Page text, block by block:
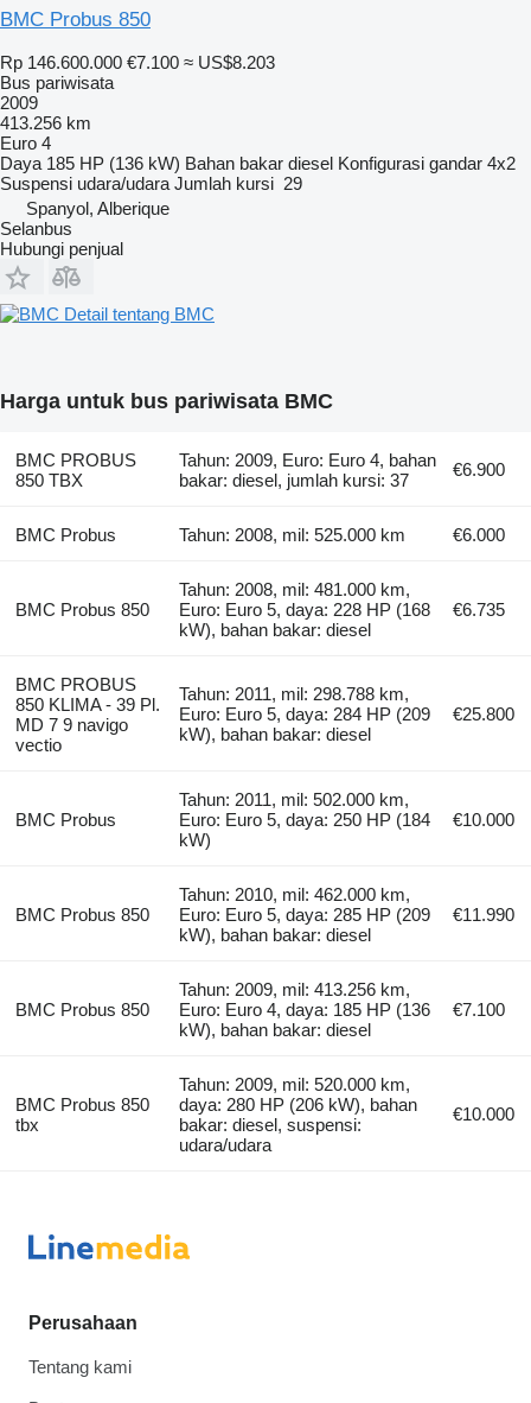
BMC Probus 850
Rp 146.600.000 €7.100 ≈ US$8.203
Bus pariwisata
2009
413.256 km
Euro 4
Daya 185 HP (136 kW) Bahan bakar diesel Konfigurasi gandar 4x2
Suspensi udara/udara Jumlah kursi 29
Spanyol, Alberique
Selanbus
Hubungi penjual
Detail tentang BMC
Harga untuk bus pariwisata BMC
BMC PROBUS
850 TBX
Tahun: 2009, Euro: Euro 4, bahan
bakar: diesel, jumlah kursi: 37
€6.900
BMC Probus Tahun: 2008, mil: 525.000 km €6.000
BMC Probus 850
Tahun: 2008, mil: 481.000 km,
Euro: Euro 5, daya: 228 HP (168
kW), bahan bakar: diesel
€6.735
BMC PROBUS
850 KLIMA - 39 Pl.
MD 7 9 navigo
vectio
Tahun: 2011, mil: 298.788 km,
Euro: Euro 5, daya: 284 HP (209
kW), bahan bakar: diesel
€25.800
BMC Probus
Tahun: 2011, mil: 502.000 km,
Euro: Euro 5, daya: 250 HP (184
kW)
€10.000
BMC Probus 850
Tahun: 2010, mil: 462.000 km,
Euro: Euro 5, daya: 285 HP (209
kW), bahan bakar: diesel
€11.990
BMC Probus 850
Tahun: 2009, mil: 413.256 km,
Euro: Euro 4, daya: 185 HP (136
kW), bahan bakar: diesel
€7.100
BMC Probus 850
tbx
Tahun: 2009, mil: 520.000 km,
daya: 280 HP (206 kW), bahan
bakar: diesel, suspensi:
udara/udara
€10.000
Perusahaan
Tentang kami